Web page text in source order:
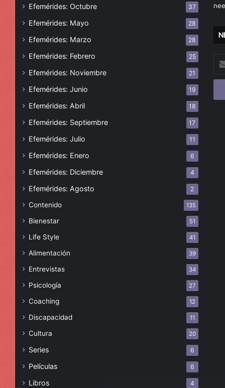
Efemérides: Octubre 37
Efemérides: Mayo 28
Efemérides: Marzo 28
Efemérides: Febrero 25
Efemérides: Noviembre 21
Efemérides: Junio 19
Efemérides: Abril 18
Efemérides: Septiembre 17
Efemérides: Julio 11
Efemérides: Enero 6
Efemérides: Diciembre 4
Efemérides: Agosto 2
Contenido 135
Bienestar 51
Life Style 41
Alimentación 39
Entrevistas 34
Psicología 27
Coaching 12
Discapacidad 11
Cultura 20
Series 6
Películas 6
Libros 4